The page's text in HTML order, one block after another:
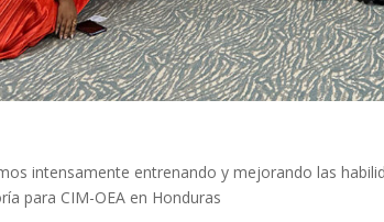
intensamente entrenando y mejorando las
para CIM-OEA en Honduras